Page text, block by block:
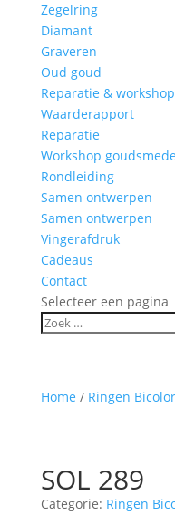
Zegelring
Diamant
Graveren
Oud goud
Reparatie &
Waarderapport
Reparatie
Workshop
Rondleiding
Samen ontwerpen
Samen ontwerpen
Vingerafdruk
Cadeaus
Contact
Selecteer een pagina
Home / Ringen Bicolor
SOL 289
Categorie: Ringen